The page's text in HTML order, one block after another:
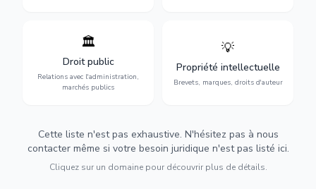
🏛️
Droit public
Relations avec l'administration,
marchés publics
Gestion de vos relations
avec l'administration :
marchés publics,
urbanisme et contentieux.
💡
Propriété intellectuelle
Brevets, marques, droits d'auteur
Protection de vos créations
d'auteur et lutte contre la
contrefaçon.
Cette liste n'est pas exhaustive. N'hésitez pas à nous
contacter même si votre besoin juridique n'est pas listé ici.
Cliquez sur un domaine pour découvrir plus de détails.